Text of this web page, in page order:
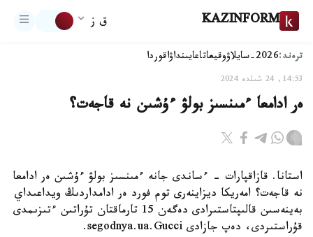
KAZINFORM ق ز
ترەند:2026-سايلاۋ وقيعاتاعايىنداۋاقوردا
14:53, 24 شىلدە 2024
ەر ادامعا ءمىنسىز بولۋ ءۇشىن نە قاجەت؟
استانا. قازاقپارات - ءساندى جانە ءمىنسىز بولۋ ءۇشىن ەر ادامعا
نە قاجەت؟ امەريكا ديزاينەرى توم فورد ەر ادامداردىڭ ويداعىداي
بەينەسىن قالىپتاستىرادى دەگەن 15 تارماقتان تۇراتىن ءتىزىمدى
قۇراستىردى، دەپ جازادى segodnya.ua.Gucci.